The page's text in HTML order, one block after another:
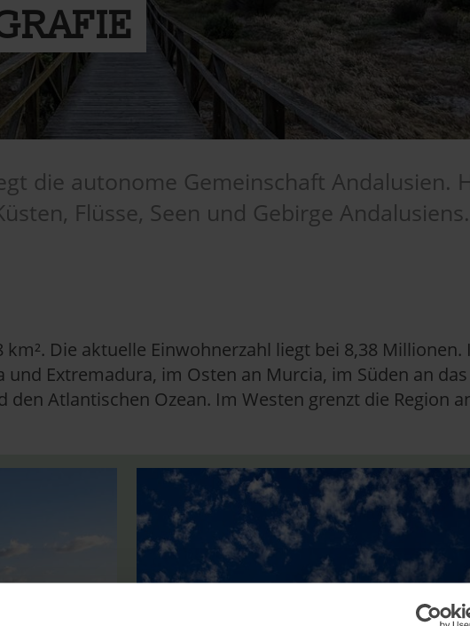
die autonome Gemeinschaft Andalusien.
Flüsse, Seen und Gebirge Andalusiens.
Die aktuelle Einwohnerzahl liegt bei 8,38
und Extremadura, im Osten an Murcia, im Süden an
den Atlantischen Ozean. Im Westen grenzt die Region